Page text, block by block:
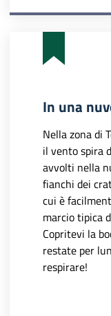
In una
Nella zona di
il vento spira
avvolti nella
fianchi dei
cui è
marcio tipica
Copritevi la
restate per
respirare!